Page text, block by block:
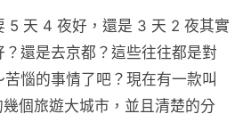
5 天 4 夜好，還是 3 天 2 夜其實
還是去京都？這些往往都是對
惱的事情了吧？現在有一款叫
個旅遊大城市，並且清楚的分